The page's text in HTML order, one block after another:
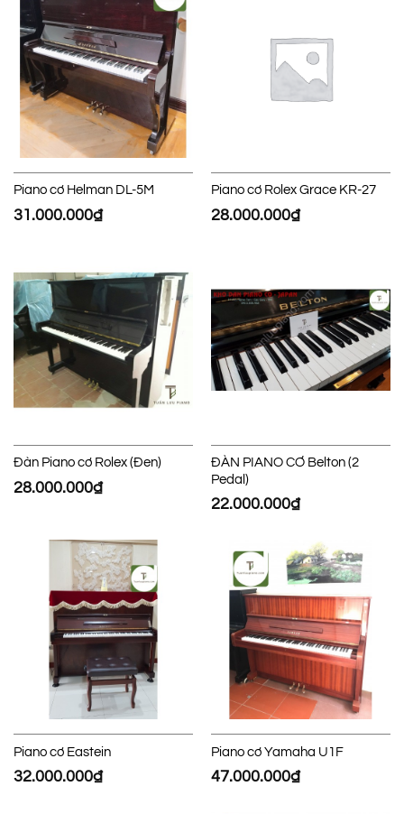
Piano cơ Helman DL-5M
31.000.000₫
Piano cơ Rolex Grace KR-27
28.000.000₫
Đàn Piano cơ Rolex (Đen)
28.000.000₫
ĐÀN PIANO CƠ Belton (2
Pedal)
22.000.000₫
Piano cơ Eastein
32.000.000₫
Piano cơ Yamaha U1F
47.000.000₫